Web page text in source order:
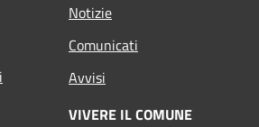
Notizie
Comunicati
Avvisi
VIVERE IL COMUNE